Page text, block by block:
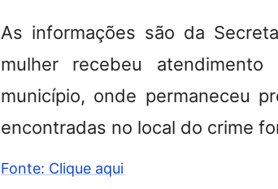
As informações são da
mulher recebeu
município, onde permaneceu
encontradas no local do crime
Fonte: Clique aqui